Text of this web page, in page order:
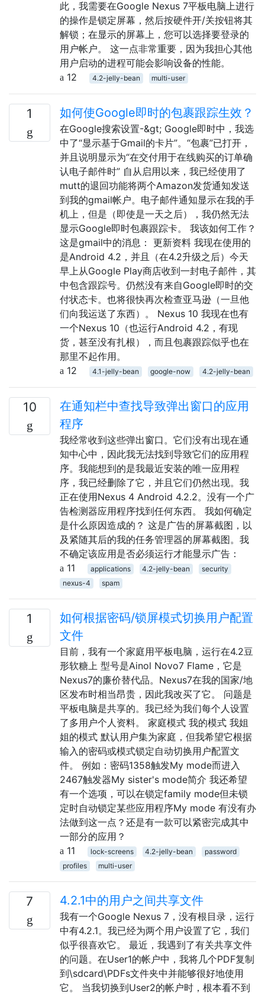
此，我需要在Google Nexus 7平板电脑上进行
的操作是锁定屏幕，然后按硬件开/关按钮将其
解锁；在显示的屏幕上，您可以选择要登录的
用户帐户。 这一点非常重要，因为我担心其他
用户启动的进程可能会影响设备的性能。
12
4.2-jelly-bean multi-user
1 如何使Google即时的包裹跟踪生效？
在Google搜索设置-&gt; Google即时中，我选
中了“显示基于Gmail的卡片”。“包裹”已打开，
并且说明显示为“在交付用于在线购买的订单确
认电子邮件时” 自从启用以来，我已经使用了
mutt的退回功能将两个Amazon发货通知发送
到我的gmail帐户。电子邮件通知显示在我的手
机上，但是（即使是一天之后），我仍然无法
显示Google即时包裹跟踪卡。 我该如何工作？
这是gmail中的消息： 更新资料 我现在使用的
是Android 4.2，并且（在4.2升级之后）今天
早上从Google Play商店收到一封电子邮件，其
中包含跟踪号。仍然没有来自Google即时的交
付状态卡。也将很快再次检查亚马逊（一旦他
们向我运送了东西）。 Nexus 10 我现在也有
一个Nexus 10（也运行Android 4.2，有现
货，甚至没有扎根），而且包裹跟踪似乎也在
那里不起作用。
12
4.1-jelly-bean google-now 4.2-jelly-bean
10
在通知栏中查找导致弹出窗口的应用
程序
我经常收到这些弹出窗口。它们没有出现在通
知中心中，因此我无法找到导致它们的应用程
序。我能想到的是我最近安装的唯一应用程
序，我已经删除了它，并且它们仍然出现。我
正在使用Nexus 4 Android 4.2.2。没有一个广
告检测器应用程序找到任何东西。 我如何确定
是什么原因造成的？ 这是广告的屏幕截图，以
及紧随其后的我的任务管理器的屏幕截图。我
不确定该应用是否必须运行才能显示广告：
11
applications 4.2-jelly-bean
security
nexus-4
spam
1
如何根据密码/锁屏模式切换用户配置
文件
目前，我有一个家庭用平板电脑，运行在4.2豆
形软糖上 型号是Ainol Novo7 Flame，它是
Nexus7的廉价替代品。Nexus7在我的国家/地
区发布时相当昂贵，因此我改买了它。 问题是
平板电脑是共享的。我已经为我们每个人设置
了多用户个人资料。 家庭模式 我的模式 我姐
姐的模式 默认用户集为家庭，但我希望它根据
输入的密码或模式锁定自动切换用户配置文
件。 例如：密码1358触发My mode而进入
2467触发器My sister's mode简介 我还希望
有一个选项，可以在锁定family mode但未锁
定时自动锁定某些应用程序My mode 有没有办
法做到这一点？还是有一款可以紧密完成其中
一部分的应用？
11
lock-screens 4.2-jelly-bean
password
profiles
multi-user
7 4.2.1中的用户之间共享文件
我有一个Google Nexus 7，没有根目录，运行
中有4.2.1。我已经为两个用户设置了它，我们
似乎很喜欢它。 最近，我遇到了有关共享文件
的问题。在User1的帐户中，我将几个PDF复制
到\sdcard\PDFs文件夹中并能够很好地使用
它。 当我切换到User2的帐户时，根本看不到